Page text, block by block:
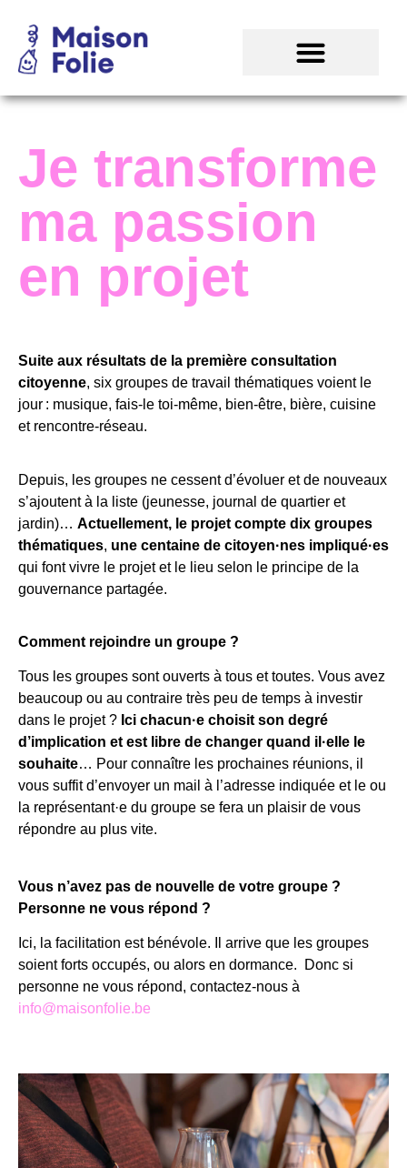
Je transforme
ma passion
en projet
Suite aux résultats de la première consultation
citoyenne, six groupes de travail thématiques voient le
jour : musique, fais-le toi-même, bien-être, bière, cuisine
et rencontre-réseau.
Depuis, les groupes ne cessent d’évoluer et de nouveaux
s’ajoutent à la liste (jeunesse, journal de quartier et
jardin)… Actuellement, le projet compte dix groupes
thématiques, une centaine de citoyen·nes impliqué·es
qui font vivre le projet et le lieu selon le principe de la
gouvernance partagée.
Comment rejoindre un groupe ?
Tous les groupes sont ouverts à tous et toutes. Vous avez
beaucoup ou au contraire très peu de temps à investir
dans le projet ? Ici chacun·e choisit son degré
d’implication et est libre de changer quand il·elle le
souhaite… Pour connaître les prochaines réunions, il
vous suffit d’envoyer un mail à l’adresse indiquée et le ou
la représentant·e du groupe se fera un plaisir de vous
répondre au plus vite.
Vous n’avez pas de nouvelle de votre groupe ?
Personne ne vous répond ?
Ici, la facilitation est bénévole. Il arrive que les groupes
soient forts occupés, ou alors en dormance. Donc si
personne ne vous répond, contactez-nous à
info@maisonfolie.be